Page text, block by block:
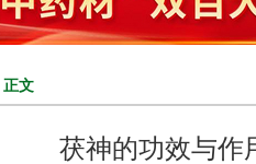
正文
茯神的功效与作